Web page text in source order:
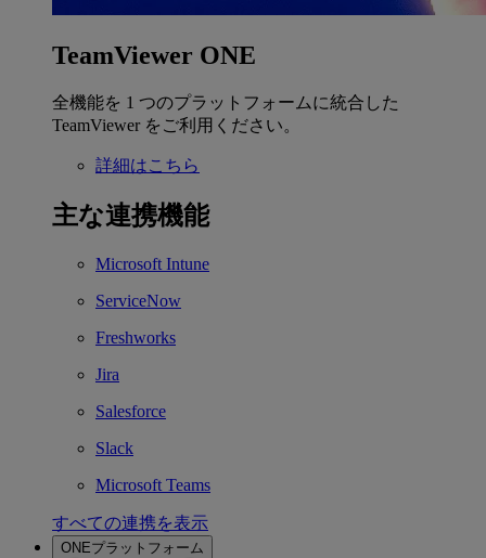
TeamViewer ONE
全機能を 1 つのプラットフォームに統合した
TeamViewer をご利用ください。
詳細はこちら
主な連携機能
Microsoft Intune
ServiceNow
Freshworks
Jira
Salesforce
Slack
Microsoft Teams
すべての連携を表示
ONEプラットフォーム